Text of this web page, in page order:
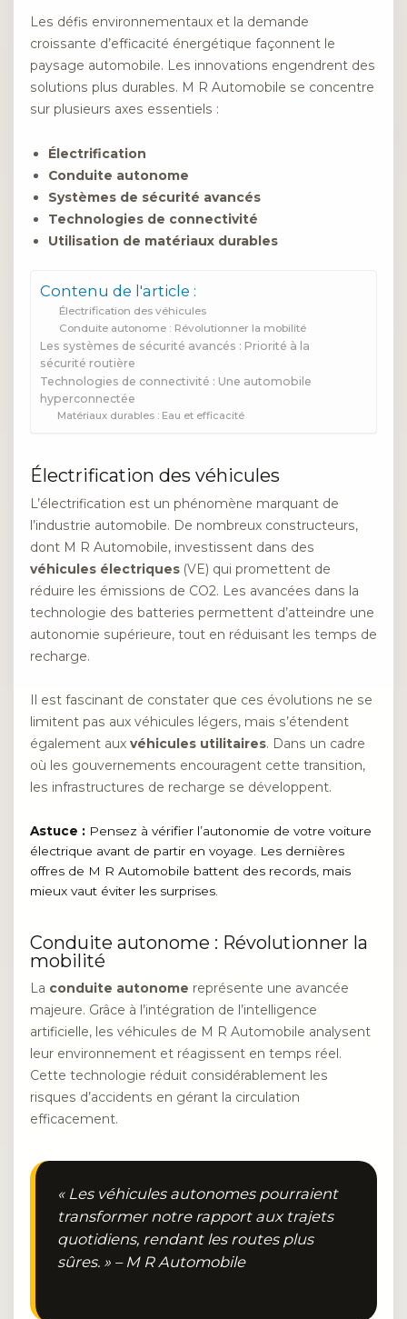
Les défis environnementaux et la demande
croissante d’efficacité énergétique façonnent le
paysage automobile. Les innovations engendrent des
solutions plus durables. M R Automobile se concentre
sur plusieurs axes essentiels :
Électrification
Conduite autonome
Systèmes de sécurité avancés
Technologies de connectivité
Utilisation de matériaux durables
Contenu de l'article :
Électrification des véhicules
Conduite autonome : Révolutionner la mobilité
Les systèmes de sécurité avancés : Priorité à la
sécurité routière
Technologies de connectivité : Une automobile
hyperconnectée
Matériaux durables : Eau et efficacité
Électrification des véhicules
L’électrification est un phénomène marquant de
l’industrie automobile. De nombreux constructeurs,
dont M R Automobile, investissent dans des
véhicules électriques (VE) qui promettent de
réduire les émissions de CO2. Les avancées dans la
technologie des batteries permettent d’atteindre une
autonomie supérieure, tout en réduisant les temps de
recharge.
Il est fascinant de constater que ces évolutions ne se
limitent pas aux véhicules légers, mais s’étendent
également aux véhicules utilitaires. Dans un cadre
où les gouvernements encouragent cette transition,
les infrastructures de recharge se développent.
Astuce : Pensez à vérifier l’autonomie de votre voiture
électrique avant de partir en voyage. Les dernières
offres de M R Automobile battent des records, mais
mieux vaut éviter les surprises.
Conduite autonome : Révolutionner la
mobilité
La conduite autonome représente une avancée
majeure. Grâce à l’intégration de l’intelligence
artificielle, les véhicules de M R Automobile analysent
leur environnement et réagissent en temps réel.
Cette technologie réduit considérablement les
risques d’accidents en gérant la circulation
efficacement.
« Les véhicules autonomes pourraient
transformer notre rapport aux trajets
quotidiens, rendant les routes plus
sûres. » – M R Automobile